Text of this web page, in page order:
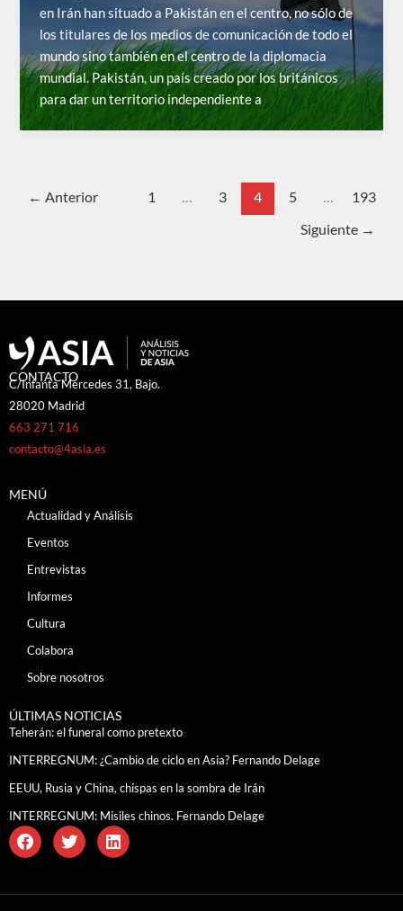
en Irán han situado a Pakistán en el centro, no sólo de
los titulares de los medios de comunicación de todo el
mundo sino también en el centro de la diplomacia
mundial. Pakistán, un país creado por los británicos
para dar un territorio independiente a
← Anterior 1 … 3 4 5 … 193
Siguiente →
CONTACTO
C/Infanta Mercedes 31, Bajo.
28020 Madrid
663 271 716
contacto@4asia.es
MENÚ
Actualidad y Análisis
Eventos
Entrevistas
Informes
Cultura
Colabora
Sobre nosotros
ÚLTIMAS NOTICIAS
Teherán: el funeral como pretexto
INTERREGNUM: ¿Cambio de ciclo en Asia? Fernando Delage
EEUU, Rusia y China, chispas en la sombra de Irán
INTERREGNUM: Misiles chinos. Fernando Delage